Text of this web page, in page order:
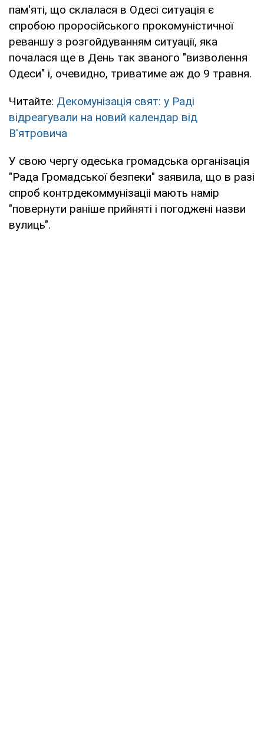
пам'яті, що склалася в Одесі ситуація є
спробою проросійського прокомуністичної
реваншу з розгойдуванням ситуації, яка
почалася ще в День так званого "визволення
Одеси" і, очевидно, триватиме аж до 9 травня.
Читайте: Декомунізація свят: у Раді
відреагували на новий календар від
В'ятровича
У свою чергу одеська громадська організація
"Рада Громадської безпеки" заявила, що в разі
спроб контрдекоммунізаціі мають намір
"повернути раніше прийняті і погоджені назви
вулиць".